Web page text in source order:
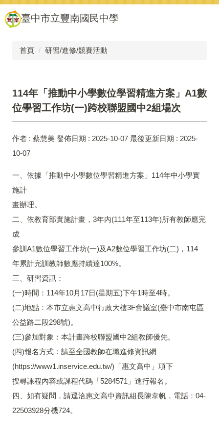
跳
到
主
臺中市立豐南國民中學
首頁 研習/進修/競賽活動
114年「推動中小學數位學習精進方案」A1數
位學習工作坊(一)跨校聯盟國中2組場次
作者 : 蔡慧美 發佈日期 : 2025-10-07 最後更新日期 : 2025-
10-07
一、依據「推動中小學數位學習精進方案」114年中小學實
施計
畫辦理。
二、依教育部實施計畫，3年內(111年至113年)所有教師應完
成
參訓A1數位學習工作坊(一)及A2數位學習工作坊(二)，114
年累計完訓教師數應持續達100%。
三、研習資訊：
(一)時間：114年10月17日(星期五)下午1時至4時。
(二)地點：本市立惠文高中行政大樓3F會議室(臺中市南屯區
公益路二段298號)。
(三)參加對象：本計畫跨校聯盟國中2組教師優先。
(四)報名方式：請至全國教師在職進修資訊網
(https://www1.inservice.edu.tw/)「惠文高中」項下
搜尋課程內容或課程代碼「5284571」進行報名。
四、如有疑問，請逕洽惠文高中資訊組長陳韋帆，電話：04-
22503928分機724。